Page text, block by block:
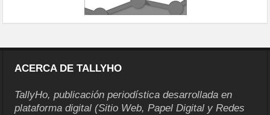
ACERCA DE TALLYHO
TallyHo, publicación periodística desarrollada en
plataforma digital (Sitio Web, Papel Digital y Redes